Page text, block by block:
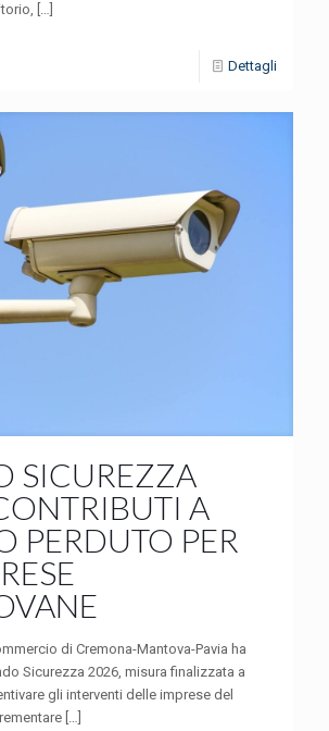
[…]
Dettagli
SICUREZZA
A
PERDUTO PER
di Cremona-Mantova-Pavia ha
Sicurezza 2026, misura finalizzata a
gli interventi delle imprese del
[…]